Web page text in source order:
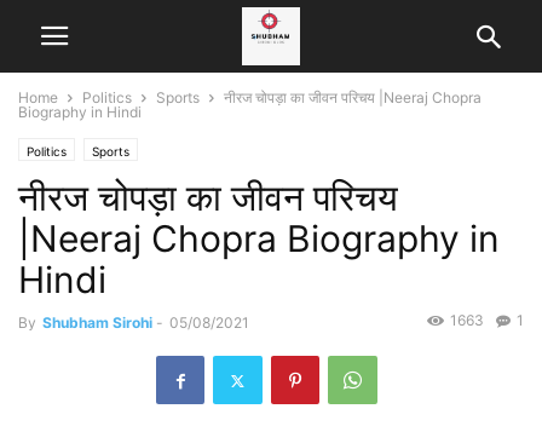
Home Politics Sports
नीरज चोपड़ा का जीवन परिचय |Neeraj Chopra
Biography in Hindi
Politics Sports
नीरज चोपड़ा का जीवन परिचय
|Neeraj Chopra Biography in
Hindi
By Shubham Sirohi - 05/08/2021 1
1663